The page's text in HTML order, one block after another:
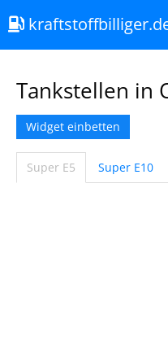
Tankstellen in
Widget einbetten
Super E5 Super E10